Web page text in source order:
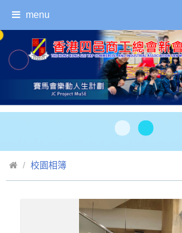
menu
校園相簿